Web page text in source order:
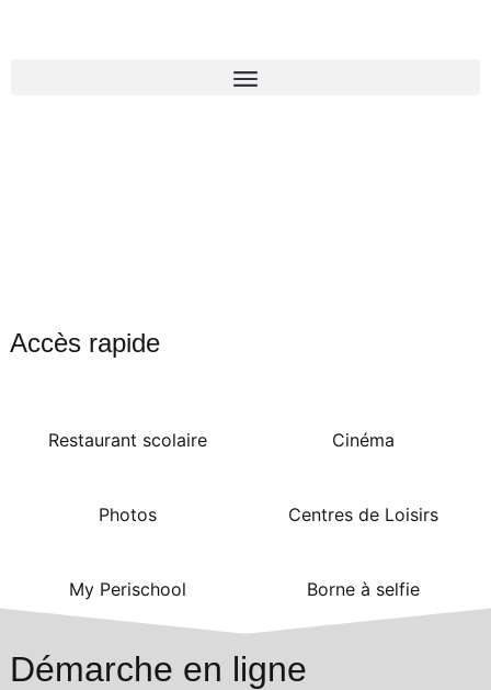
Accès rapide
Restaurant scolaire Cinéma
Photos Centres de Loisirs
My Perischool Borne à selfie
Démarche en ligne